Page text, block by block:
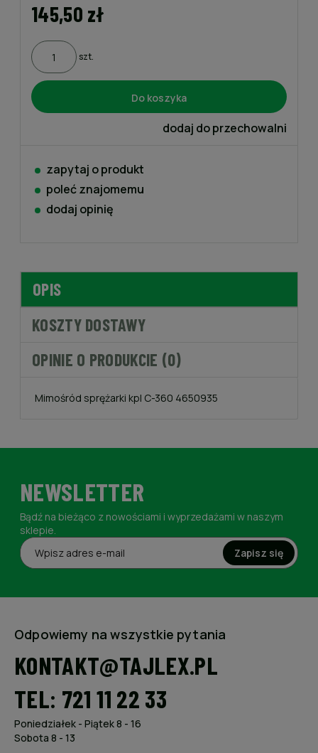
145,50 zł
szt.
Do koszyka
dodaj do przechowalni
zapytaj o produkt
poleć znajomemu
dodaj opinię
OPIS
KOSZTY DOSTAWY
OPINIE O PRODUKCIE (0)
Mimośród sprężarki kpl C-360 4650935
NEWSLETTER
Bądź na bieżąco z nowościami i wyprzedażami w naszym
sklepie.
Zapisz się
Odpowiemy na wszystkie pytania
KONTAKT@TAJLEX.PL
TEL: 721 11 22 33
Poniedziałek - Piątek 8 - 16
Sobota 8 - 13